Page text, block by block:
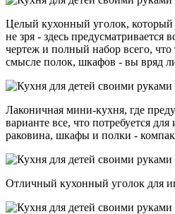
Целый кухонный уголок, который
не зря - здесь предусматривается
чертеж и полный набор всего, что
смысле полок, шкафов - вы вряд
Лаконичная мини-кухня, где
варианте все, что потребуется
раковина, шкафы и полки -
Отличный кухонный уголок для